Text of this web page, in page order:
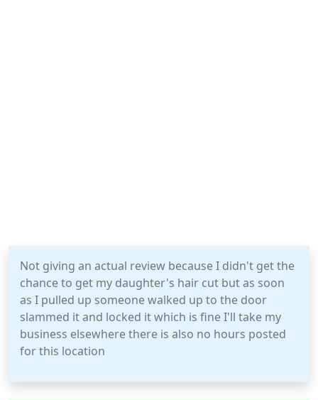
Not giving an actual review because I didn't get the
chance to get my daughter's hair cut but as soon
as I pulled up someone walked up to the door
slammed it and locked it which is fine I'll take my
business elsewhere there is also no hours posted
for this location